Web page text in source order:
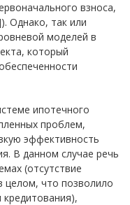
взноса,
Однако, так или
моделей в
который
ипотечного
проблем,
эффективность
В данном случае речь
(отсутствие
целом, что позволило